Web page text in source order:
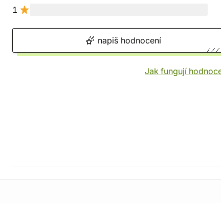
1
napiš hodnocení
Jak fungují